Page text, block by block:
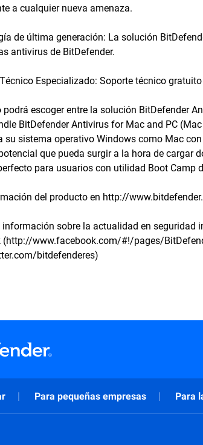
a cualquier nueva amenaza.
de última generación: La solución
antivirus de BitDefender.
Especializado: Soporte técnico
podrá escoger entre la solución BitDefender
BitDefender Antivirus for Mac and PC
su sistema operativo Windows como Mac
que pueda surgir a la hora de cargar
para usuarios con utilidad Boot Camp
del producto en http://
información sobre la actualidad en seguridad
(http://www.facebook.com/#!/pages/
bitdefenderes)
Para pequeñas empresas Para